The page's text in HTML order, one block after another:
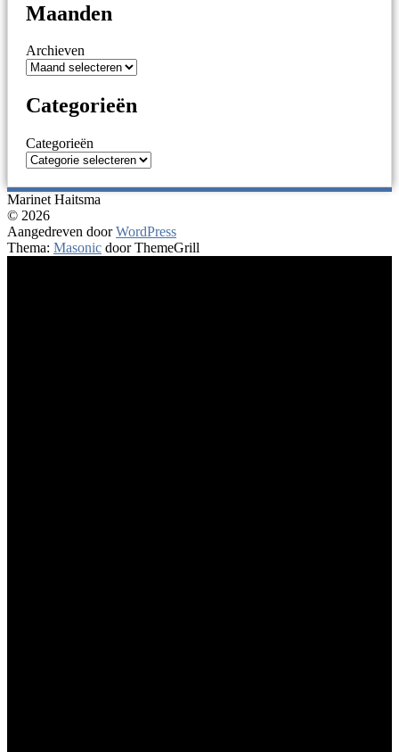
Maanden
Archieven
Categorieën
Categorieën
Marinet Haitsma
© 2026
Aangedreven doorWordPress
Thema: Masonic door ThemeGrill